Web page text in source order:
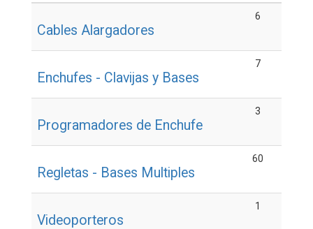
Cables Alargadores
6
Enchufes - Clavijas y Bases
7
Programadores de Enchufe
3
Regletas - Bases Multiples
60
Videoporteros
1